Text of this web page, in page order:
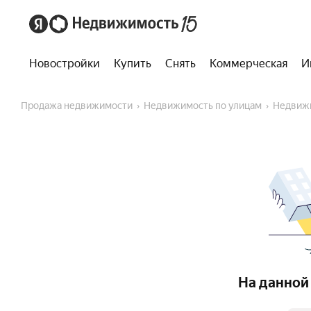
Новостройки Купить Снять Коммерческая
Продажа недвижимости Недвижимость по улицам
На